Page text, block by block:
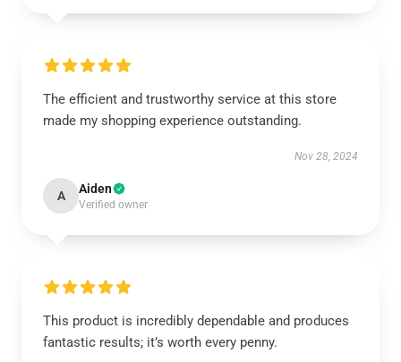
The efficient and trustworthy service at this store
made my shopping experience outstanding.
Nov 28, 2024
A Aiden
Verified owner
This product is incredibly dependable and produces
fantastic results; it’s worth every penny.